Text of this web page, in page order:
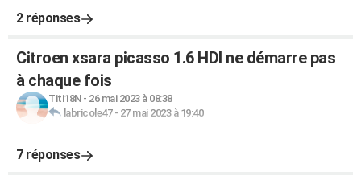
2 réponses
Citroen xsara picasso 1.6 HDI ne démarre pas
à chaque fois
Titi18N- 26 mai 2023 à 08:38
labricole47- 27 mai 2023 à 19:40
7 réponses